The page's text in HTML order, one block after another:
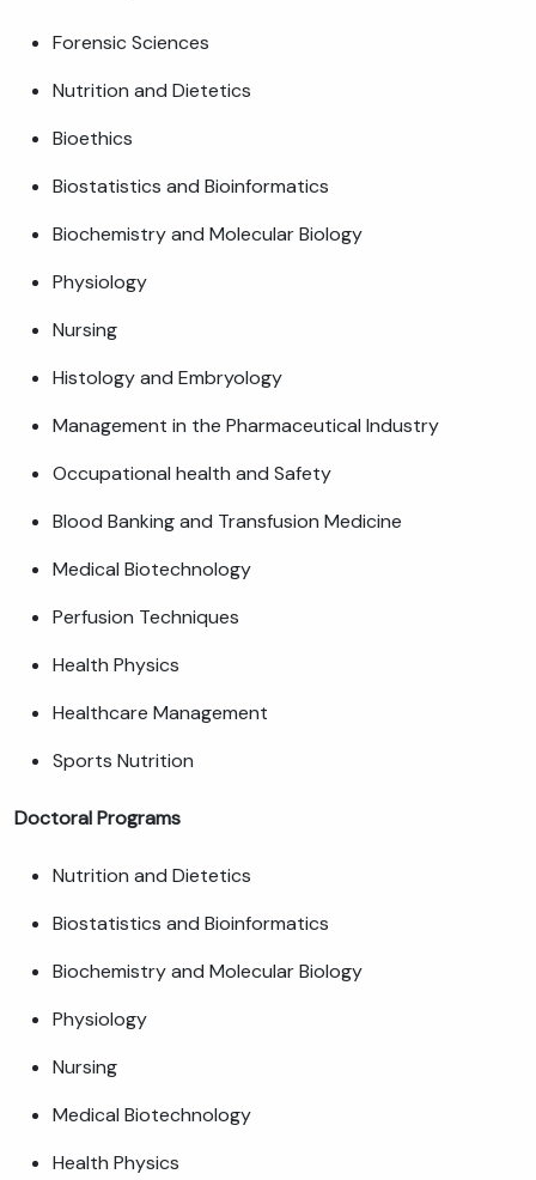
Forensic Sciences
Nutrition and Dietetics
Bioethics
Biostatistics and Bioinformatics
Biochemistry and Molecular Biology
Physiology
Nursing
Histology and Embryology
Management in the Pharmaceutical Industry
Occupational health and Safety
Blood Banking and Transfusion Medicine
Medical Biotechnology
Perfusion Techniques
Health Physics
Healthcare Management
Sports Nutrition
Doctoral Programs
Nutrition and Dietetics
Biostatistics and Bioinformatics
Biochemistry and Molecular Biology
Physiology
Nursing
Medical Biotechnology
Health Physics